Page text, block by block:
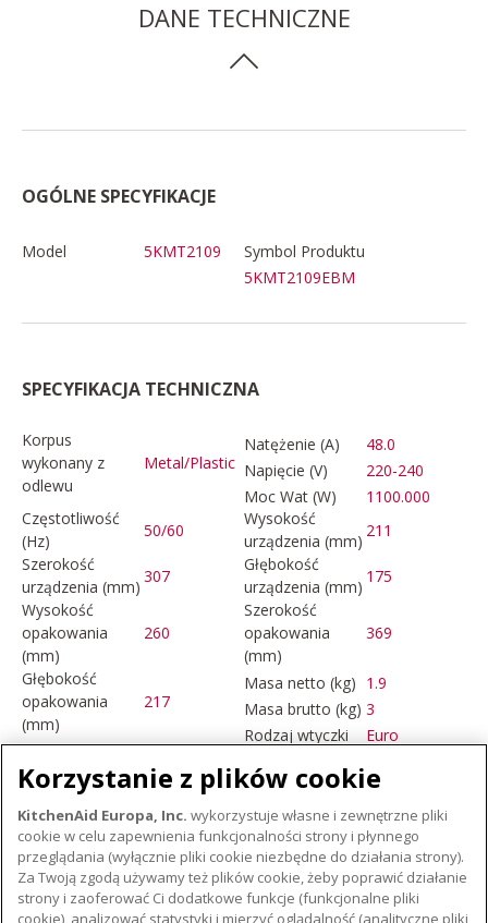
DANE TECHNICZNE
OGÓLNE SPECYFIKACJE
Model 5KMT2109
Symbol Produktu
5KMT2109EBM
SPECYFIKACJA TECHNICZNA
Korpus
wykonany z
odlewu
Metal/Plastic
Natężenie (A)
48.0
Napięcie (V)
220-240
Moc Wat (W)
1100.000
Częstotliwość
(Hz)
50/60
Wysokość
urządzenia (mm)
211
Szerokość
urządzenia (mm)
307
Głębokość
urządzenia (mm)
175
Wysokość
opakowania
(mm)
260
Szerokość
opakowania
(mm)
369
Głębokość
opakowania
(mm)
217
Masa netto (kg) 1.9
Masa brutto (kg) 3
Rodzaj wtyczki
Euro
MAŁE URZĄDZENIA AGD
Korzystanie z plików cookie
KitchenAid Europa, Inc. wykorzystuje własne i zewnętrzne pliki
cookie w celu zapewnienia funkcjonalności strony i płynnego
przeglądania (wyłącznie pliki cookie niezbędne do działania strony).
Za Twoją zgodą używamy też plików cookie, żeby poprawić działanie
strony i zaoferować Ci dodatkowe funkcje (funkcjonalne pliki